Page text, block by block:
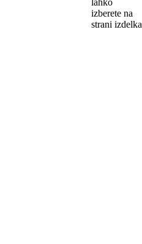
lahko
izberete na
strani izdelka